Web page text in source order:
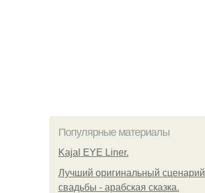
Популярные материалы
Kajal EYE Liner.
Лучший оригинальный сценарий
свадьбы - арабская сказка.